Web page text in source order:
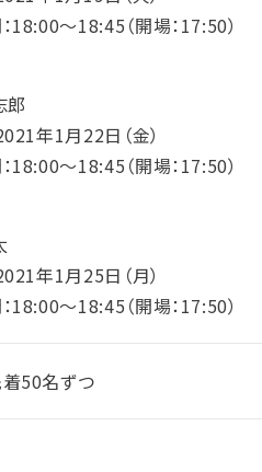
18:00～18:45（開場：17:50）
郎
年1月22日（金）
18:00～18:45（開場：17:50）
年1月25日（月）
18:00～18:45（開場：17:50）
50名ずつ